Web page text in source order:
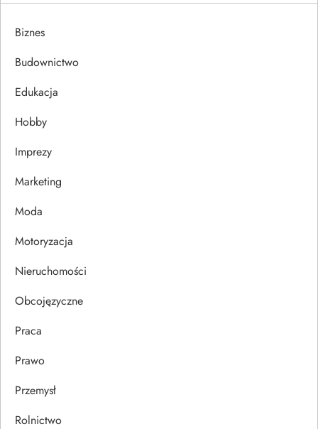
g
a
c
a
w
p
u
Biznes
Budownictwo
Edukacja
Hobby
Imprezy
Marketing
Moda
Motoryzacja
Nieruchomości
Obcojęzyczne
Praca
Prawo
Przemysł
Rolnictwo